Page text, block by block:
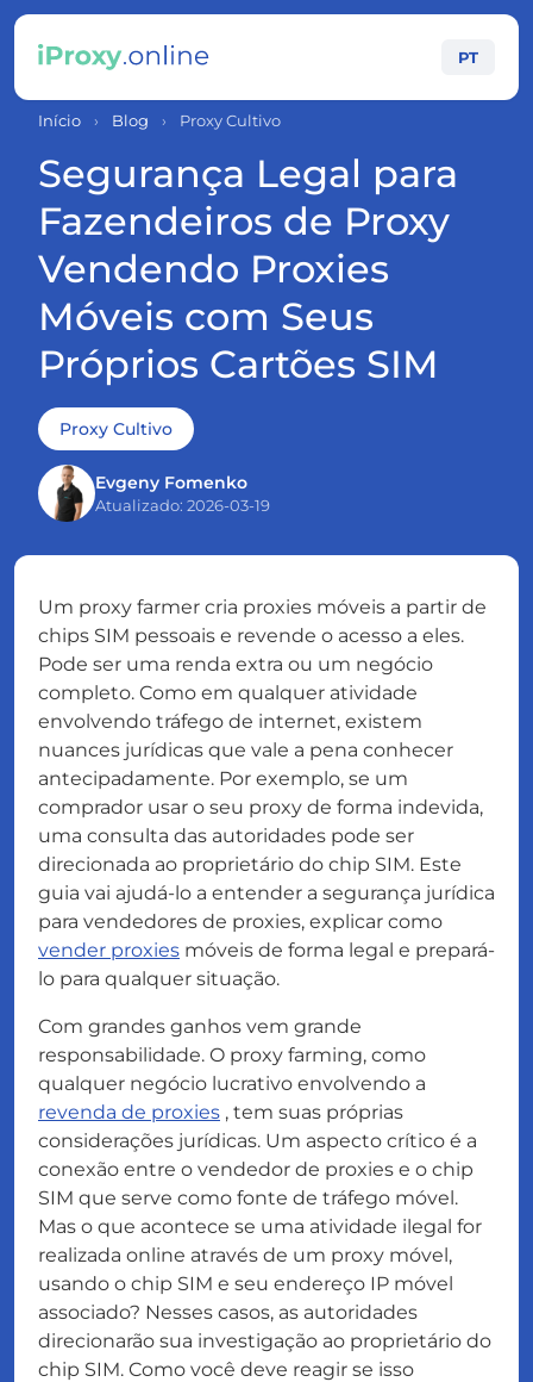
PT
Início › Blog › Proxy Cultivo
Segurança Legal para
Fazendeiros de Proxy
Vendendo Proxies
Móveis com Seus
Próprios Cartões SIM
Proxy Cultivo
Evgeny Fomenko
Atualizado: 2026-03-19
Um proxy farmer cria proxies móveis a partir de
chips SIM pessoais e revende o acesso a eles.
Pode ser uma renda extra ou um negócio
completo. Como em qualquer atividade
envolvendo tráfego de internet, existem
nuances jurídicas que vale a pena conhecer
antecipadamente. Por exemplo, se um
comprador usar o seu proxy de forma indevida,
uma consulta das autoridades pode ser
direcionada ao proprietário do chip SIM. Este
guia vai ajudá-lo a entender a segurança jurídica
para vendedores de proxies, explicar como
vender proxies móveis de forma legal e prepará-
lo para qualquer situação.
Com grandes ganhos vem grande
responsabilidade. O proxy farming, como
qualquer negócio lucrativo envolvendo a
revenda de proxies , tem suas próprias
considerações jurídicas. Um aspecto crítico é a
conexão entre o vendedor de proxies e o chip
SIM que serve como fonte de tráfego móvel.
Mas o que acontece se uma atividade ilegal for
realizada online através de um proxy móvel,
usando o chip SIM e seu endereço IP móvel
associado? Nesses casos, as autoridades
direcionarão sua investigação ao proprietário do
chip SIM. Como você deve reagir se isso